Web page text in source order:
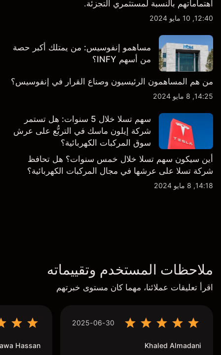
اهتماماتهم بالنسبة لمستثمري التجزئة.
12:40, 10 مايو 2024
مساهمو إنفوسيس: من يمتلك أكبر حصة
من أسهم INFY؟
من هم المساهمون الرئيسيون وصناع القرار في إنفوسيس؟
14:25, 8 مايو 2024
سهم تسلا خلال 5 سنوات: هل تستمر
شركة إيلون ماسك في التربُّع على عرش
سوق المركبات الكهربائية؟
أين سيكون سهم تسلا خلال خمس سنوات؟ هل تحافظ
شركة تسلا على عرشها في مجال المركبات الكهربائية؟
14:18, 8 مايو 2024
ملاحظات المستخدم وتقييماته
اقرأ تعليقات عملائنا، مهما كان مستوى خبرتهم
2025-06-30
Khaled Almadani
Hassan